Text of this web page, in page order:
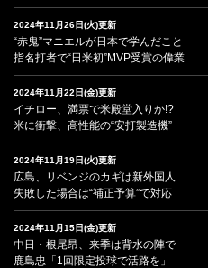
2024年11月26日(火)更新
“赤鬼”マニエルが日本で学んだこと
指名打者で“日米初”MVP受賞の偉業
2024年11月22日(金)更新
イチロー、満票で米殿堂入りか!?
米に衝撃、高性能の“安打製造機”
2024年11月19日(火)更新
広島、リベンジのカギは新外国人
失敗した場合は“補正予算”で対応
2024年11月15日(金)更新
中日・根尾昂、来季は背水の陣で
鹿島忠「1回限定投球で活路を」